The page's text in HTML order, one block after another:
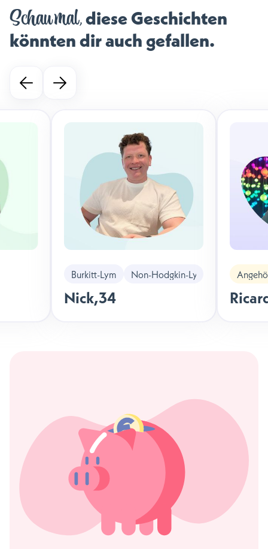
Schau mal,diese Geschichten
könnten dir auch gefallen.
Burkitt-LymphomNon-Hodgkin-Lymphom
Nick,34